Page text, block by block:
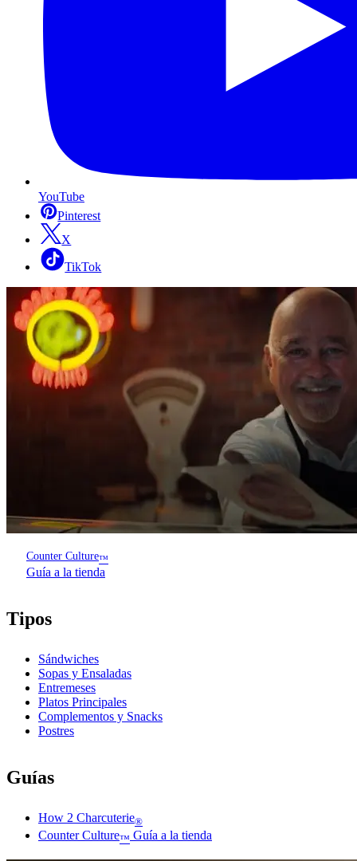
YouTube
Pinterest
X
TikTok
Counter Culture™
Guía a la tienda
Tipos
Sándwiches
Sopas y Ensaladas
Entremeses
Platos Principales
Complementos y Snacks
Postres
Guías
How 2 Charcuterie®
Counter Culture™ Guía a la tienda